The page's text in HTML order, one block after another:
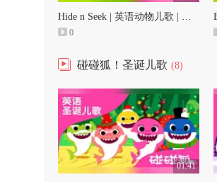
Hide n Seek | 英语动物儿歌 | 碰碰狐！英语动物儿歌
0
碰碰狐！圣诞儿歌 (8)
01:41